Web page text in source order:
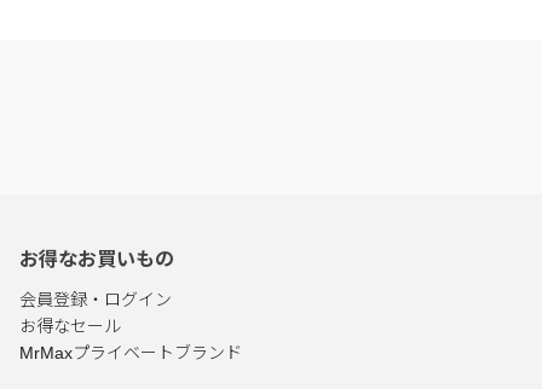
お得なお買いもの
会員登録・ログイン
お得なセール
MrMaxプライベートブランド